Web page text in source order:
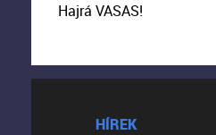
Hajrá VASAS!
HÍREK